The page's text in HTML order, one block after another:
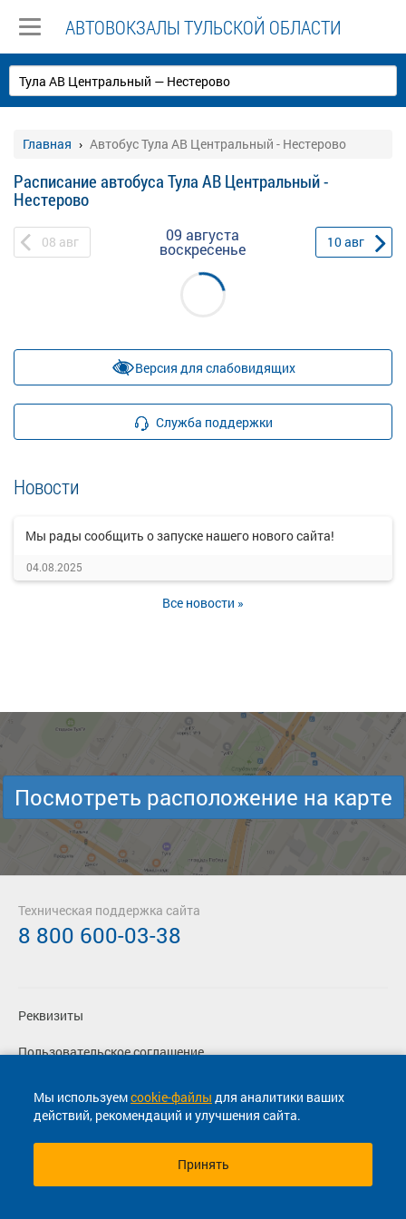
АВТОВОКЗАЛЫ ТУЛЬСКОЙ ОБЛАСТИ
Главная Автобус Тула АВ Центральный - Нестерово
Расписание автобуса Тула АВ Центральный -
Нестерово
08 авг 09 августа
воскресенье 10авг
Версия для слабовидящих
Служба поддержки
Новости
Мы рады сообщить о запуске нашего нового сайта!
04.08.2025
Все новости »
Мы используемcookie-файлы для аналитики ваших
действий, рекомендаций и улучшения сайта.
Принять
Посмотреть расположение на карте
Реквизиты
Пользовательское соглашение
Политика конфиденциальности
Согласие на маркетинговые сообщения
Техническая поддержка сайта
8 800 600-03-38
© 2013-2026, ООО "Капитал"- Онлайн сервис продажи